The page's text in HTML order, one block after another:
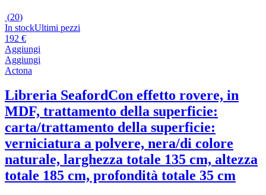
(20)
In stockUltimi pezzi
192 €
Aggiungi
Aggiungi
Actona
Libreria SeafordCon effetto rovere, in
MDF, trattamento della superficie:
carta/trattamento della superficie:
verniciatura a polvere, nera/di colore
naturale, larghezza totale 135 cm, altezza
totale 185 cm, profondità totale 35 cm